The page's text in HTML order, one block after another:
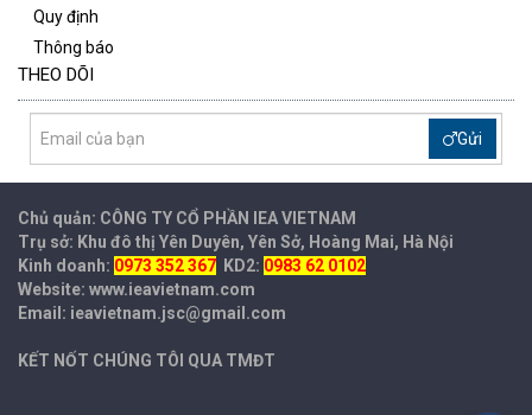
Quy định
Thông báo
THEO DÕI
Gửi
Chủ quản: CÔNG TY CỔ PHẦN IEAVIETNAM
Trụ sở: Khu đô thị Yên Duyên, Yên Sở, Hoàng Mai, Hà Nội
Kinh doanh: 0973 352 367 KD2: 0983 62 0102
Website: www.ieavietnam.com
Email: ieavietnam.jsc@gmail.com
KẾT NỐT CHÚNG TÔI QUA TMĐT